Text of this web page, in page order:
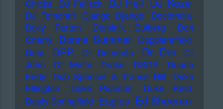
Chicks DJ Fetisch DJ Hell
DJ Tomcraft Django Django
Doctorella
Dolly Parton
Dominik Eulberg
Don
Cherry Donna Summer Dopplereffekt
Dota
DPP Dr Demento Dr Dre
Dr
John
Dr Motte Drake DSDS
Duane
Eddy
Dub Spencer & Trance Hill
Duke
Ellington
Duke Pearson
Duke Reid
Dusty Springfield Eagles Ed Sheeran